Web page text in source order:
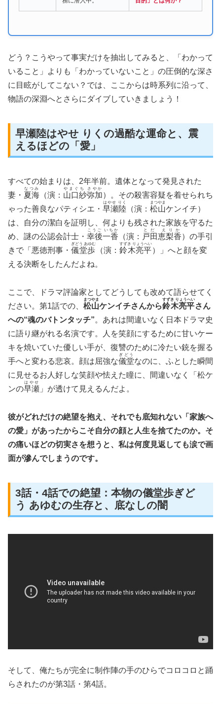
どう？こうやって事実だけを抽出してみると、「わかって
いること」よりも「わかっていないこと」の圧倒的な深さ
に目眩がしてこない？では、ここからは時系列に沿って、
物語の深淵へとさらにダイブしていきましょう！
早瀬陸はやせ りくの過酷な運命と、震
えるほどの「愛」
すべての始まりは、2年半前。遺体となって発見された
妻・ 夏海
なつみ
（演： 山口紗弥加
やまぐち さやか
）。その殺害容疑を着せられち
ゃった善良なパティシエ・ 早瀬陸
はやせ りく
（演： 松山
まつやま
ケンイチ）
は、自分の潔白を証明し、何よりも残された家族を守るた
め、謎の公認会計士・ 幸後一香
こうご いちか
（演： 戸田恵梨香
とだ えりか
）の手引
きで「悪徳刑事・ 儀堂歩
ぎどう あゆむ
（演： 鈴木亮平
すずき りょうへい
）」へと顔を変
える決断をしたんだよね。
ここで、ドラマ評論家としてどうしても改めて語らせてく
ださい。第1話での、 松山
まつやま
ケンイチさんから鈴木亮平
すずき りょうへい
さん
への“魂のバトンタッチ”。あれは間違いなく日本ドラマ史
に語り継がれる名演です。人を笑顔にするために甘いケー
キを焼いていた優しい手が、復讐のために冷たい銃を握る
手へと変わる悲哀。顔は屈強な儀堂
ぎどう
なのに、ふとした瞬間
に見せるお人好しな笑顔や怯えた瞳に、間違いなく「松ケ
ンの早瀬
はやせ
」が透けて見えるんだよ。
彼がどれだけの絶望を抱え、それでも底知れない「家族へ
の愛」があったからこそ自分の顔と人生を捨てたのか。そ
の痛いほどの切実さを想うと、私は何度見返しても涙で画
面が滲んでしまうのです。
3話・4話での絶望：本物の儀堂歩ぎど
う あゆむの生存と、底なしの闇
そして、俺たちが完全に制作陣の手のひらでコロコロと踊
らされたのが第3話・第4話。